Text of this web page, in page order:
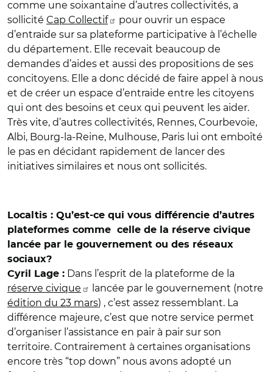
comme une soixantaine d’autres collectivités, a
sollicité Cap Collectif
pour ouvrir un espace
d’entraide sur sa plateforme participative à l’échelle
du département. Elle recevait beaucoup de
demandes d’aides et aussi des propositions de ses
concitoyens. Elle a donc décidé de faire appel à nous
et de créer un espace d’entraide entre les citoyens
qui ont des besoins et ceux qui peuvent les aider.
Très vite, d’autres collectivités, Rennes, Courbevoie,
Albi, Bourg-la-Reine, Mulhouse, Paris lui ont emboîté
le pas en décidant rapidement de lancer des
initiatives similaires et nous ont sollicités.
Localtis : Qu’est-ce qui vous différencie d’autres
plateformes comme celle de la réserve civique
lancée par le gouvernement ou des réseaux
sociaux?
Cyril Lage : Dans l’esprit de la plateforme de la
réserve civique
lancée par le gouvernement (notre
édition du 23 mars) , c’est assez ressemblant. La
différence majeure, c’est que notre service permet
d’organiser l’assistance en pair à pair sur son
territoire. Contrairement à certaines organisations
encore très “top down” nous avons adopté un